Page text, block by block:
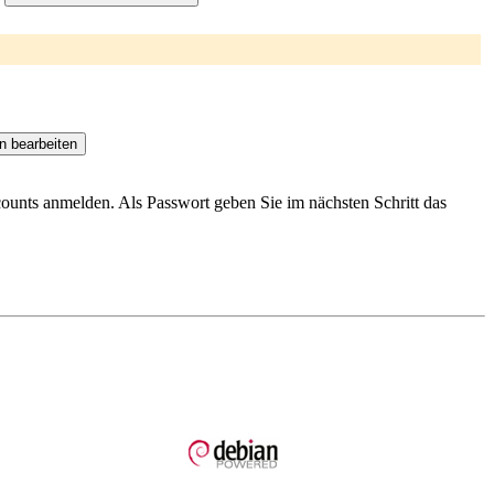
anmelden. Als Passwort geben Sie im nächsten Schritt das